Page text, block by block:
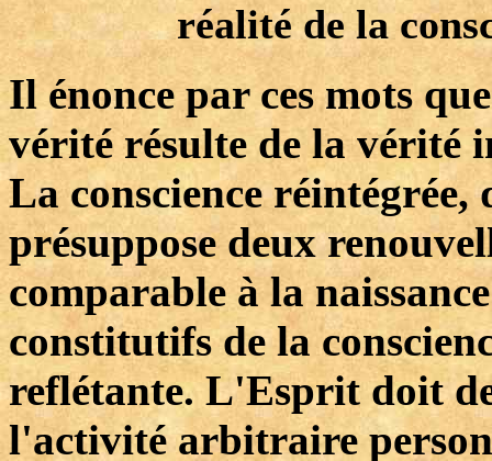
réalité de la
Il énonce par ces mots
vérité résulte de la vérité
La conscience réintégrée,
présuppose deux
comparable à la
constitutifs de la
reflétante. L'Esprit doit
l'activité arbitraire